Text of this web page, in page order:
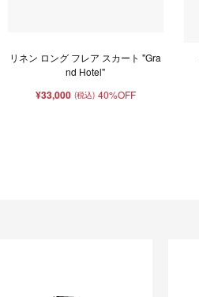
リネン ロング フレア スカート "Gra
nd Hotel"
¥33,000 (税込) 40%OFF